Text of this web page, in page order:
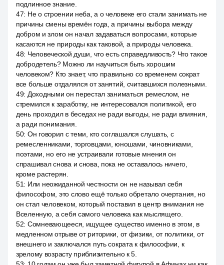
подлинное знание.
47: Не о строении неба, а о человеке его стали занимать не
причины смены времён года, а причины выбора между
добром и злом он начал задаваться вопросами, которые
касаются не природы как таковой, а природы человека.
48: Человеческой души, что есть справедливость? Что такое
добродетель? Можно ли научиться быть хорошим
человеком? Кто знает, что правильно со временем сократ
все больше отдалялся от занятий, считавшихся полезными.
49: Доходными он перестал заниматься ремеслом, не
стремился к заработку, не интересовался политикой, его
день проходил в беседах не ради выгоды, не ради влияния,
а ради понимания.
50: Он говорил с теми, кто соглашался слушать, с
ремесленниками, торговцами, юношами, чиновниками,
поэтами, но его не устраивали готовые мнения он
спрашивал снова и снова, пока не оставалось ничего,
кроме растерян.
51: Или неожиданной честности он не называл себя
философом, это слово ещё только обретало очертания, но
он стал человеком, который поставил в центр внимания не
Вселенную, а себя самого человека как мыслящего.
52: Сомневающееся, ищущее существо именно в этом, в
медленном отрыве от риторики, от физики, от политики, от
внешнего и заключался путь сократа к философии, к
зрелому возрасту приблизительно к 5.